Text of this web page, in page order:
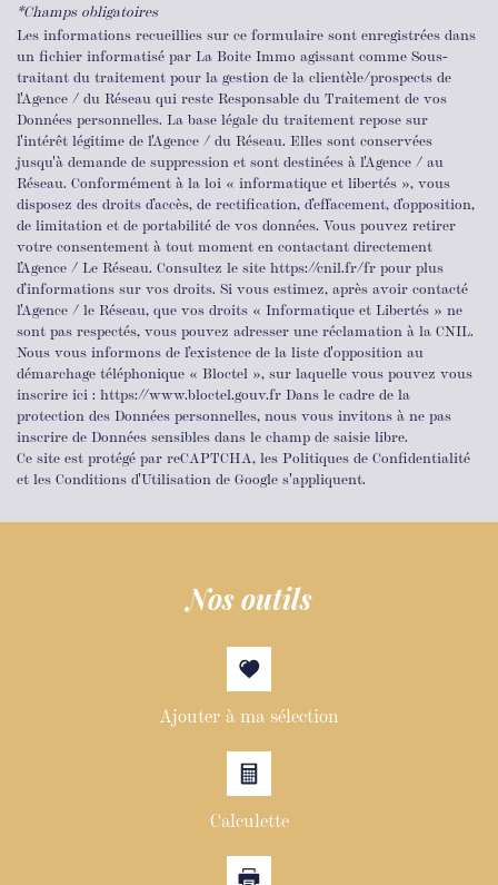
*Champs obligatoires
Les informations recueillies sur ce formulaire sont enregistrées dans
un fichier informatisé par La Boite Immo agissant comme Sous-
traitant du traitement pour la gestion de la clientèle/prospects de
l'Agence / du Réseau qui reste Responsable du Traitement de vos
Données personnelles. La base légale du traitement repose sur
l'intérêt légitime de l'Agence / du Réseau. Elles sont conservées
jusqu'à demande de suppression et sont destinées à l'Agence / au
Réseau. Conformément à la loi « informatique et libertés », vous
disposez des droits d’accès, de rectification, d’effacement, d’opposition,
de limitation et de portabilité de vos données. Vous pouvez retirer
votre consentement à tout moment en contactant directement
l’Agence / Le Réseau. Consultez le site https://cnil.fr/fr pour plus
d’informations sur vos droits. Si vous estimez, après avoir contacté
l'Agence / le Réseau, que vos droits « Informatique et Libertés » ne
sont pas respectés, vous pouvez adresser une réclamation à la CNIL.
Nous vous informons de l’existence de la liste d'opposition au
démarchage téléphonique « Bloctel », sur laquelle vous pouvez vous
inscrire ici : https://www.bloctel.gouv.fr Dans le cadre de la
protection des Données personnelles, nous vous invitons à ne pas
inscrire de Données sensibles dans le champ de saisie libre.
Ce site est protégé par reCAPTCHA, les Politiques de Confidentialité
et les Conditions d'Utilisation de Google s'appliquent.
nos outils
Ajouter à ma sélection
Calculette